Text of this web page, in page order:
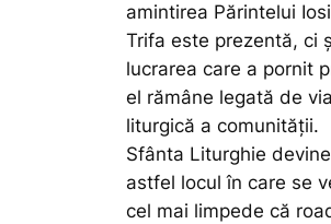
amintirea Părintelui
Trifa este prezentă, ci
lucrarea care a pornit
el rămâne legată de
liturgică a comunității.
Sfânta Liturghie devine
astfel locul în care se
cel mai limpede că